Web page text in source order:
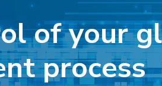
of your
process